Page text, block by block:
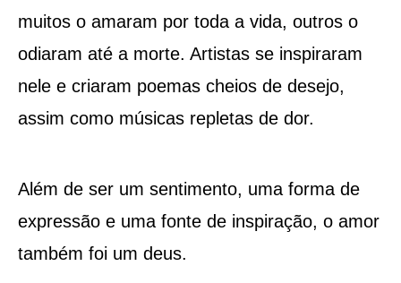
muitos o amaram por toda a vida, outros o
odiaram até a morte. Artistas se inspiraram
nele e criaram poemas cheios de desejo,
assim como músicas repletas de dor.
Além de ser um sentimento, uma forma de
expressão e uma fonte de inspiração, o amor
também foi um deus.